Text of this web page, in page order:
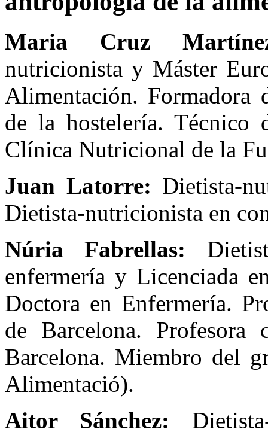
Maria Cruz
nutricionista y Máster
Alimentación. Formadora
de la hostelería. Técnico
Clínica Nutricional de la
Juan Latorre: Dietista-
Dietista-nutricionista en
Núria Fabrellas:
enfermería y Licenciada
Doctora en Enfermería.
de Barcelona. Profesora
Barcelona. Miembro del
Alimentació).
Aitor Sánchez: